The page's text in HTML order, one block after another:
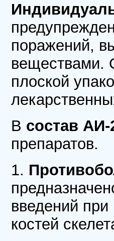
поражений,
веществами.
плоской
В состав
препаратов.
1.
введений
костей